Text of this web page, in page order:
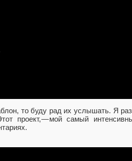
то буду рад их услышать. Я
проект, — мой самый